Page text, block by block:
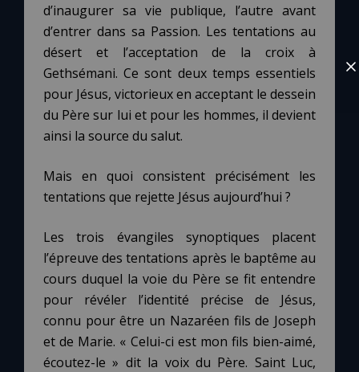
d’inaugurer sa vie publique, l’autre avant
d’entrer dans sa Passion. Les tentations au
désert et l’acceptation de la croix à
Gethsémani. Ce sont deux temps essentiels
pour Jésus, victorieux en acceptant le dessein
du Père sur lui et pour les hommes, il devient
ainsi la source du salut.
Mais en quoi consistent précisément les
tentations que rejette Jésus aujourd’hui ?
Les trois évangiles synoptiques placent
l’épreuve des tentations après le baptême au
cours duquel la voie du Père se fit entendre
pour révéler l’identité précise de Jésus,
connu pour être un Nazaréen fils de Joseph
et de Marie. « Celui-ci est mon fils bien-aimé,
écoutez-le » dit la voix du Père. Saint Luc,